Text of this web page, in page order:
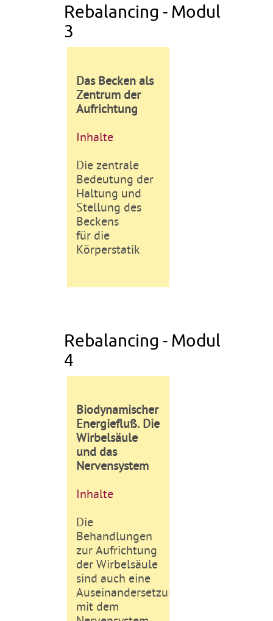
Rebalancing - Modul
3
Das Becken als
Zentrum der
Aufrichtung
Inhalte
Die zentrale
Bedeutung der
Haltung und
Stellung des
Beckens
für die
Körperstatik
Rebalancing - Modul
4
Biodynamischer
Energiefluß. Die
Wirbelsäule
und das
Nervensystem
Inhalte
Die
Behandlungen
zur Aufrichtung
der Wirbelsäule
sind auch eine
Auseinandersetzung
mit dem